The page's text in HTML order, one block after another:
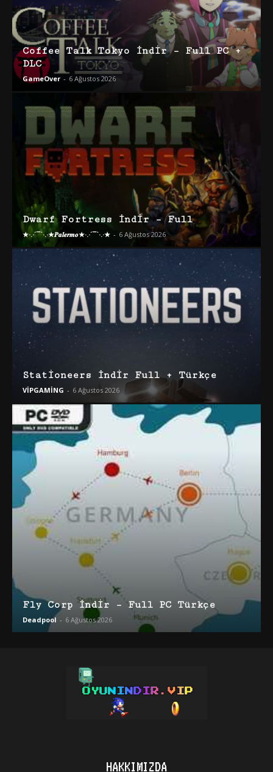
Coffee Talk Tokyo İndir – Full PC +
DLC
GameOver - 6 Ağustos 2026
Dwarf Fortress İndir – Full
★·.·´¯`·.·★𝑷𝒂𝒍𝒆𝒓𝒎𝒐★·.·´¯`·.·★ - 6 Ağustos 2026
Stationeers İndir Full + Türkçe
VİPGAMİNG - 6 Ağustos 2026
Fly Corp İndir – Full PC Türkçe
Deadpool - 6 Ağustos 2026
HAKKIMIZDA